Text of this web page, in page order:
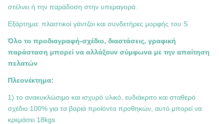
στέλνει ή την παράδοση στην υπεραγορά.
Εξάρτημα: πλαστικοί γάντζοι και συνδετήρες μορφής του S
Όλο το προδιαγραφή-σχέδιο, διαστάσεις, γραφική
παράσταση μπορεί να αλλάξουν σύμφωνα με την απαίτηση
πελατών
Πλεονέκτημα:
1) το ανακυκλώσιμο και ισχυρό υλικό, ευδιάκριτο και σταθερό
σχέδιο 100% για τα βαριά προϊόντα προθηκών, αυτό μπορεί να
κρεμάσει 18kgs